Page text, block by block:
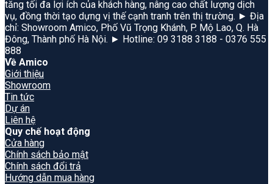
tăng tối đa lợi ích của khách hàng, nâng cao chất lượng dịch
vụ, đồng thời tạo dựng vị thế cạnh tranh trên thị trường. ► Địa
chỉ: Showroom Amico, Phố Vũ Trọng Khánh, P. Mộ Lao, Q. Hà
Đông, Thành phố Hà Nội. ► Hotline: 09 3188 3188 - 0376 555
888
Về Amico
Giới thiệu
Showroom
Tin tức
Dự án
Liên hệ
Quy chế hoạt động
Cửa hàng
Chính sách bảo mật
Chính sách đổi trả
Hướng dẫn mua hàng